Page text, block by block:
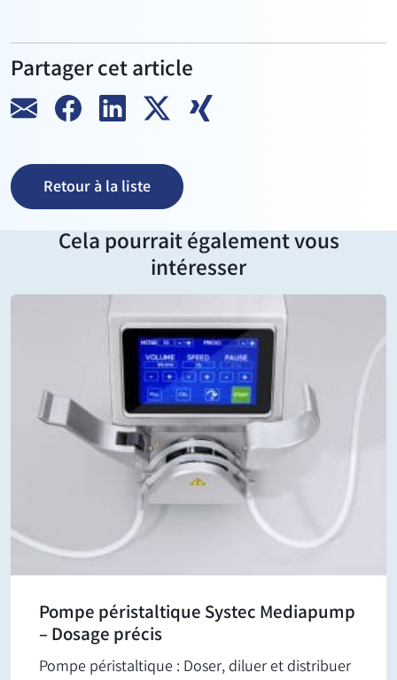
Partager cet article
Retour à la liste
Cela pourrait également vous
intéresser
Pompe péristaltique Systec Mediapump
– Dosage précis
Pompe péristaltique : Doser, diluer et distribuer